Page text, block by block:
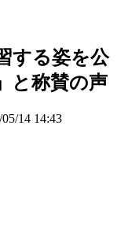
する姿を公
と称賛の声
05/14 14:43